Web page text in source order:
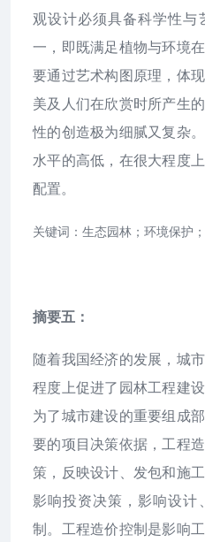
观设计必须具备科学性与
一，即既满足植物与环境
要通过艺术构图原理，体
美及人们在欣赏时所产生
性的创造极为细腻又复杂
水平的高低，在很大程度
配置。
关键词：生态园林；环境保护
摘要五：
随着我国经济的发展，城
程度上促进了园林工程建
为了城市建设的重要组成
要的项目决策依据，工程
策，反映设计、发包和施
影响投资决策，影响设计
制。工程造价控制是影响